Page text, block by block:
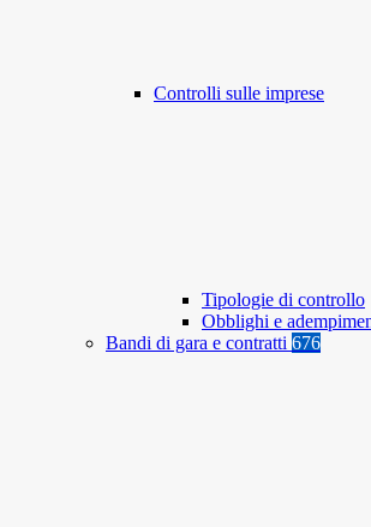
Controlli sulle imprese
Tipologie di controllo
Obblighi e
Bandi di gara e contratti 676